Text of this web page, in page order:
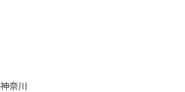
神奈川